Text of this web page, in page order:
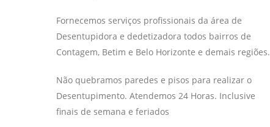
Fornecemos serviços profissionais da área de
Desentupidora e dedetizadora todos bairros de
Contagem, Betim e Belo Horizonte e demais regiões.
Não quebramos paredes e pisos para realizar o
Desentupimento. Atendemos 24 Horas. Inclusive
finais de semana e feriados